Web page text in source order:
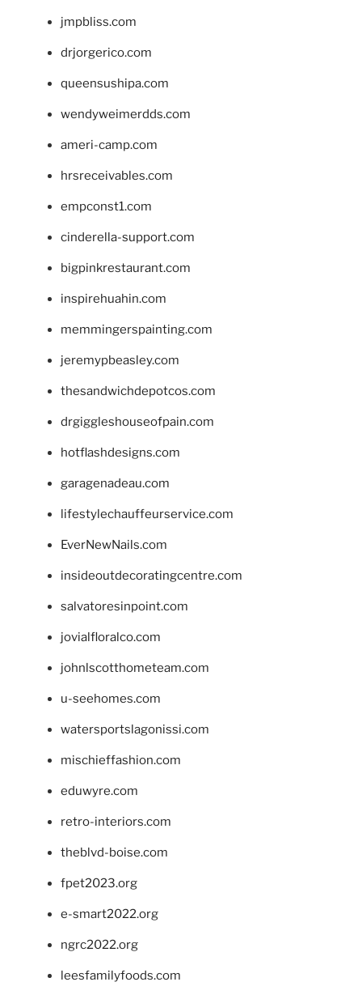
jmpbliss.com
drjorgerico.com
queensushipa.com
wendyweimerdds.com
ameri-camp.com
hrsreceivables.com
empconst1.com
cinderella-support.com
bigpinkrestaurant.com
inspirehuahin.com
memmingerspainting.com
jeremypbeasley.com
thesandwichdepotcos.com
drgiggleshouseofpain.com
hotflashdesigns.com
garagenadeau.com
lifestylechauffeurservice.com
EverNewNails.com
insideoutdecoratingcentre.com
salvatoresinpoint.com
jovialfloralco.com
johnlscotthometeam.com
u-seehomes.com
watersportslagonissi.com
mischieffashion.com
eduwyre.com
retro-interiors.com
theblvd-boise.com
fpet2023.org
e-smart2022.org
ngrc2022.org
leesfamilyfoods.com